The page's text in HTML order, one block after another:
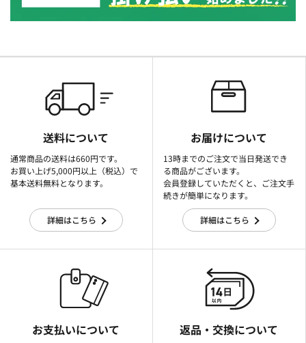
送料について
通常商品の送料は660円です。
お買い上げ5,000円以上（税込）で
基本送料無料となります。
詳細はこちら
お届けについて
13時までのご注文で当日発送でき
る商品がございます。
会員登録していただくと、ご注文手
続きが簡単になります。
詳細はこちら
お支払いについて 返品・交換について